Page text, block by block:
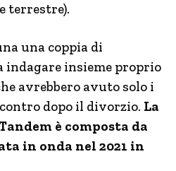
terrestre).
una coppia di
insieme proprio
avrebbero avuto solo i
dopo il divorzio. La
è composta da
in onda nel 2021 in